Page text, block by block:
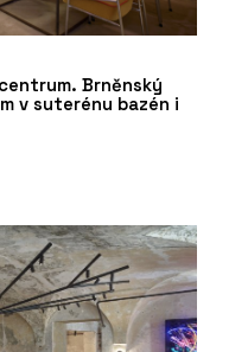
Brněnský
v suterénu bazén i